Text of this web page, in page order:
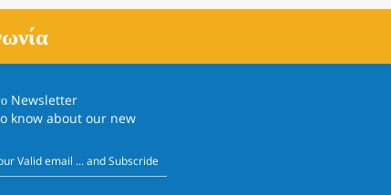
Newsletter
know about our new